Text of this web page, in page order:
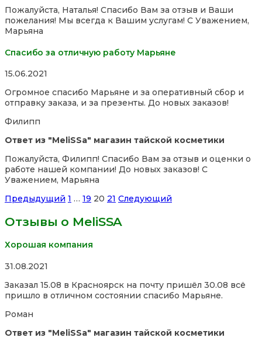
Пожалуйста, Наталья! Спасибо Вам за отзыв и Ваши
пожелания! Мы всегда к Вашим услугам! С Уважением,
Марьяна
Спасибо за отличную работу Марьяне
Rated
out
of
15.06.2021
Огромное спасибо Марьяне и за оперативный сбор и
отправку заказа, и за презенты. До новых заказов!
Филипп
Ответ из "MeliSSa" магазин тайской косметики
Пожалуйста, Филипп! Спасибо Вам за отзыв и оценки о
работе нашей компании! До новых заказов! С
Уважением, Марьяна
Site
Reviews
навигация
Предыдущий Страница
1 … Страница
19 Страница
20 Страница
21 Следующий
Отзывы о MeliSSA
Хорошая компания
Rated
out
of
31.08.2021
Заказал 15.08 в Красноярск на почту пришёл 30.08 всё
пришло в отличном состоянии спасибо Марьяне.
Роман
Ответ из "MeliSSa" магазин тайской косметики